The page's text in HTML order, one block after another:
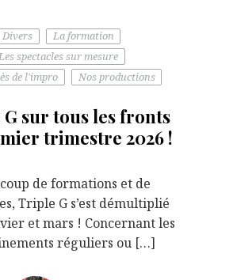
Divers
La formation
spectacles sur mesure
de l'impro
Nos productions
sur tous les fronts
trimestre 2026 !
de formations et de
Triple G s’est démultiplié
et mars ! Concernant les
réguliers ou […]